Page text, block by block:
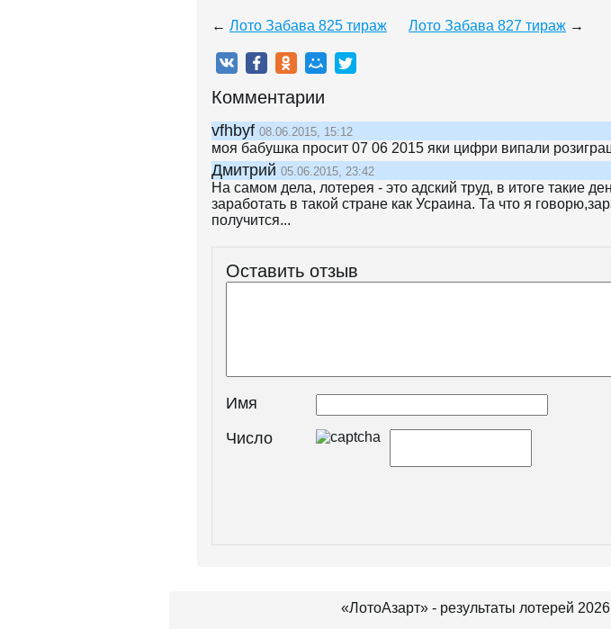
← Лото Забава 825 тираж Лото Забава 827 тираж →
Комментарии
vfhbyf 08.06.2015, 15:12
моя бабушка просит 07 06 2015 яки цифри випали
Дмитрий 05.06.2015, 23:42
На самом дела, лотерея - это адский труд, в итоге такие
заработать в такой стране как Усраина. Та что я
получится...
Оставить отзыв
Имя
Число
«ЛотоАзарт» - результаты лотерей